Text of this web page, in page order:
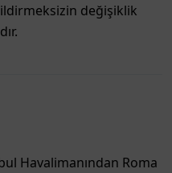
değişiklik
Havalimanından Roma